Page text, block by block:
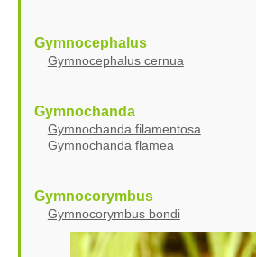
Gymnocephalus
Gymnocephalus cernua
Gymnochanda
Gymnochanda filamentosa
Gymnochanda flamea
Gymnocorymbus
Gymnocorymbus bondi